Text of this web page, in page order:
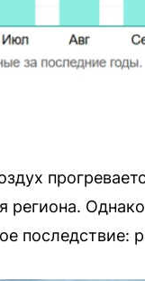
региона.
последствие: